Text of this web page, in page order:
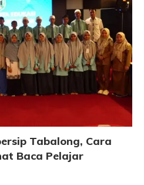
Tabalong, Cara
Baca Pelajar